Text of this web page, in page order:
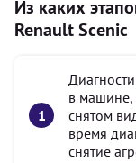
Из каких
Renault Scenic
в машине,
снятом
время
снятие